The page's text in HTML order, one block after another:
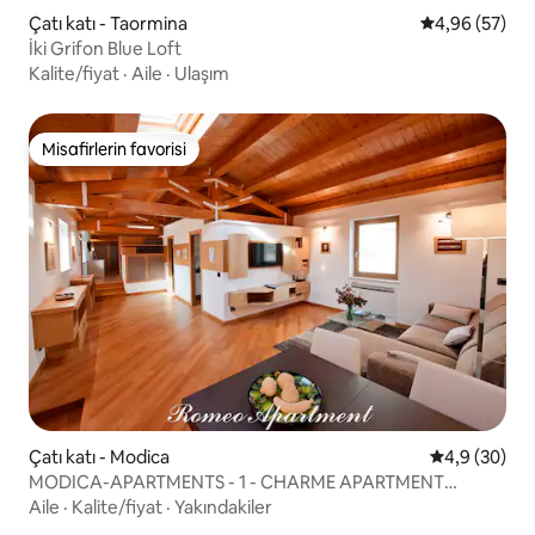
Çatı katı - Taormina 5 üzerinden
4,96 (57)
İki Grifon Blue Loft
Kalite/fiyat · Aile · Ulaşım
Misafirlerin favorisi
Misafirlerin favorisi
Çatı katı - Modica 5 üzerinden
4,9 (30)
MODICA-APARTMENTS - 1 - CHARME APARTMENT
SİCİLYA
Aile · Kalite/fiyat · Yakındakiler